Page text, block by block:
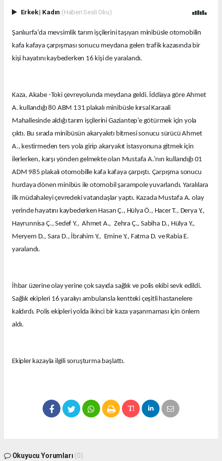
Erkek| Kadın (Haberi Sesli Oku)
Şanlıurfa’da mevsimlik tarım işçilerini taşıyan minibüsle otomobilin
kafa kafaya çarpışması sonucu meydana gelen trafik kazasında bir
kişi hayatını kaybederken 16 kişi de yaralandı.
Kaza, Akabe -Toki çevreyolunda meydana geldi. İddiaya göre Ahmet
A. kullandığı 80 ABM 131 plakalı minibüsle kırsal Karaali
Mahallesinde aldığı tarım işçilerini Gaziantep’e götürmek için yola
çıktı. Bu sırada minibüsün akaryakıtı bitmesi sonucu sürücü Ahmet
A., kestirmeden ters yola girip akaryakıt istasyonuna gitmek için
ilerlerken, karşı yönden gelmekte olan Mustafa A.’nın kullandığı 01
ADM 985 plakalı otomobille kafa kafaya çarpıştı. Çarpışma sonucu
hurdaya dönen minibüs ile otomobil şarampole yuvarlandı. Yaralılara
ilk müdahaleyi çevredeki vatandaşlar yaptı. Kazada Mustafa A. olay
yerinde hayatını kaybederken Hasan Ç., Hülya Ö., Hacer T., Derya Y.,
Hayrunnisa Ç., Sedef Y., Ahmet A., Zehra Ç., Sabiha D., Hülya Y.,
Meryem D., Sara D., İbrahim Y., Emine Y., Fatma D. ve Rabia E.
yaralandı.
İhbar üzerine olay yerine çok sayıda sağlık ve polis ekibi sevk edildi.
Sağlık ekipleri 16 yaralıyı ambulansla kentteki çeşitli hastanelere
kaldırdı. Polis ekipleri yolda ikinci bir kaza yaşanmaması için önlem
aldı.
Ekipler kazayla ilgili soruşturma başlattı.
Okuyucu Yorumları (0)